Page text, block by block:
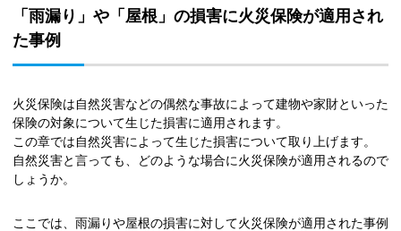
「雨漏り」や「屋根」の損害に火災保険が適用され
た事例
火災保険は自然災害などの偶然な事故によって建物や家財といった
保険の対象について生じた損害に適用されます。
この章では自然災害によって生じた損害について取り上げます。
自然災害と言っても、どのような場合に火災保険が適用されるので
しょうか。
ここでは、雨漏りや屋根の損害に対して火災保険が適用された事例